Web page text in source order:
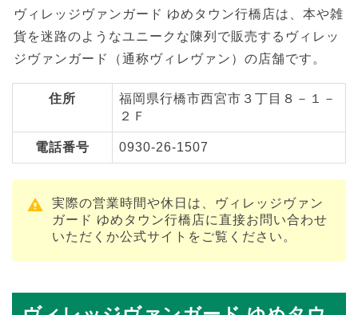
ヴィレッジヴァンガード ゆめタウン行橋店は、本や雑
貨を迷路のようなユニークな陳列で販売するヴィレッ
ジヴァンガード（通称ヴィレヴァン）の店舗です。
住所
福岡県行橋市西宮市３丁目８－１－
２Ｆ
電話番号 0930-26-1507
実際の営業時間や休日は、ヴィレッジヴァン
ガード ゆめタウン行橋店に直接お問い合わせ
いただくか公式サイトをご覧ください。